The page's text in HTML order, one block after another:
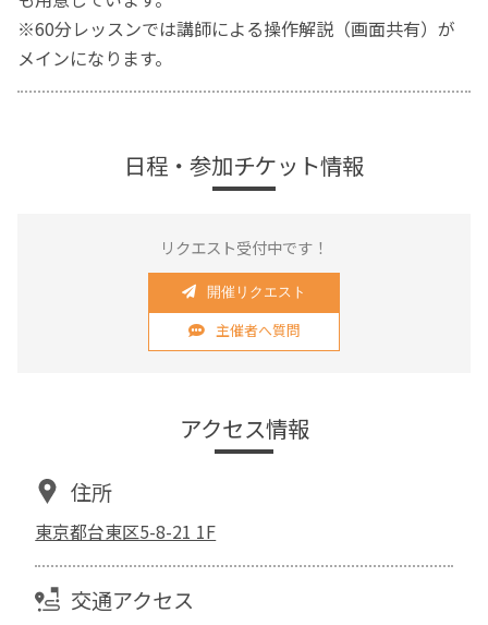
※60分レッスンでは講師による操作解説（画面共有）が
メインになります。
日程・参加チケット情報
リクエスト受付中です！
開催リクエスト
主催者へ質問
アクセス情報
住所
東京都台東区5-8-21 1F
交通アクセス